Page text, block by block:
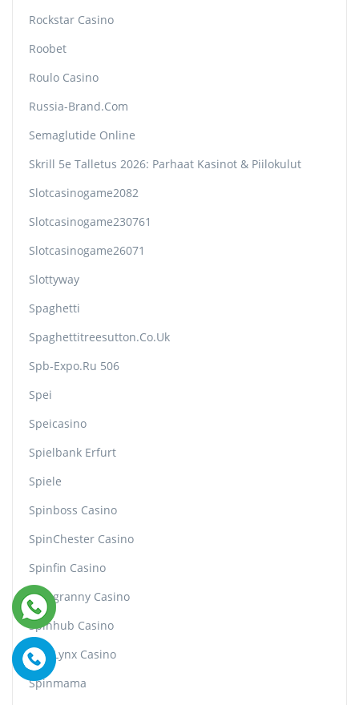
Rockstar Casino
Roobet
Roulo Casino
Russia-Brand.com
Semaglutide Online
Skrill 5e Talletus 2026: Parhaat Kasinot & Piilokulut
Slotcasinogame2082
Slotcasinogame230761
Slotcasinogame26071
Slottyway
Spaghetti
Spaghettitreesutton.co.uk
Spb-Expo.ru 506
Spei
Speicasino
Spielbank Erfurt
Spiele
Spinboss Casino
SpinChester Casino
Spinfin Casino
Spingranny Casino
Spinhub Casino
SpinLynx Casino
Spinmama